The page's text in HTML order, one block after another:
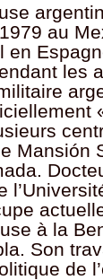
au
en
les
Mansión
à la
Son
de